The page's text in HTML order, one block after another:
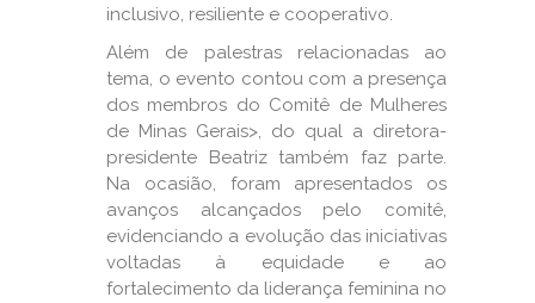
inclusivo, resiliente e cooperativo.
Além de palestras relacionadas ao
tema, o evento contou com a presença
dos membros do Comitê de Mulheres
de Minas Gerais>, do qual a diretora-
presidente Beatriz também faz parte.
Na ocasião, foram apresentados os
avanços alcançados pelo comitê,
evidenciando a evolução das iniciativas
voltadas à equidade e ao
fortalecimento da liderança feminina no